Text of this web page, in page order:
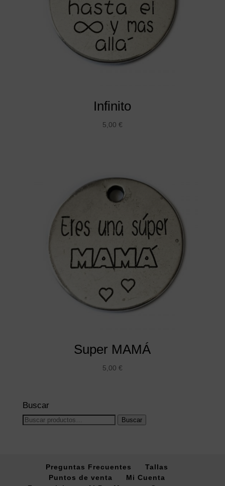
Infinito
5,00 €
Super MAMÁ
5,00 €
Buscar
Buscar
Buscar
Preguntas Frecuentes
Tallas
Puntos de venta
Mi Cuenta